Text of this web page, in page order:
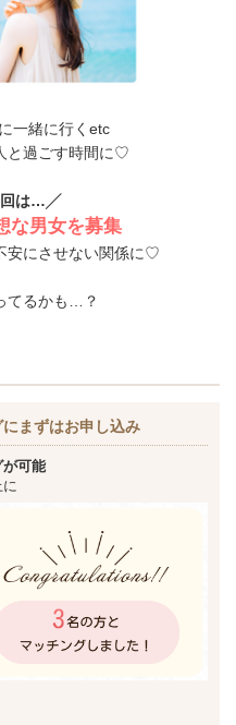
一緒に行くetc
と過ごす時間に♡
回は…╱
な男女を募集
安にさせない関係に♡
てるかも…？
まずはお申し込み
可能